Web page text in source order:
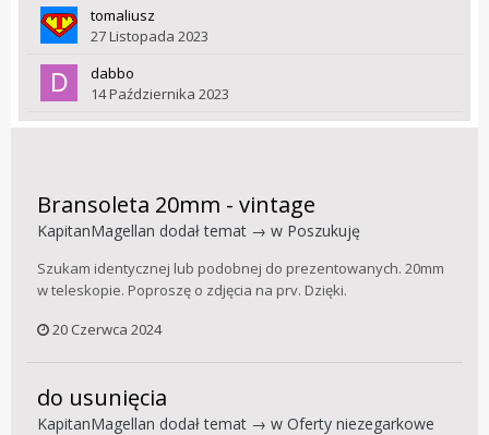
tomaliusz
27 Listopada 2023
dabbo
14 Października 2023
Bransoleta 20mm - vintage
KapitanMagellan dodał temat → w Poszukuję
Szukam identycznej lub podobnej do prezentowanych. 20mm
w teleskopie. Poproszę o zdjęcia na prv. Dzięki.
20 Czerwca 2024
do usunięcia
KapitanMagellan dodał temat → w Oferty niezegarkowe